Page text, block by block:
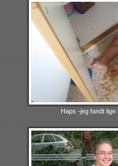
Haps -jeg fandt lige